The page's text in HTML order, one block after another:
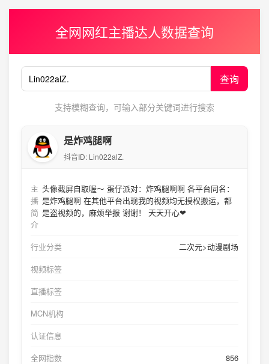
全网网红主播达人数据查询
查询
支持模糊查询，可输入部分关键词进行搜索
是炸鸡腿啊
抖音ID: Lin022alZ.
主
播
简
介
头像截屏自取喔～ 蛋仔派对：炸鸡腿啊啊 各平台同名：
是炸鸡腿啊 在其他平台出现我的视频均无授权搬运，都
是盗视频的，麻烦举报 谢谢！ 天天开心❤
行业分类
二次元>动漫剧场
视频标签
直播标签
MCN机构
认证信息
全网指数
856